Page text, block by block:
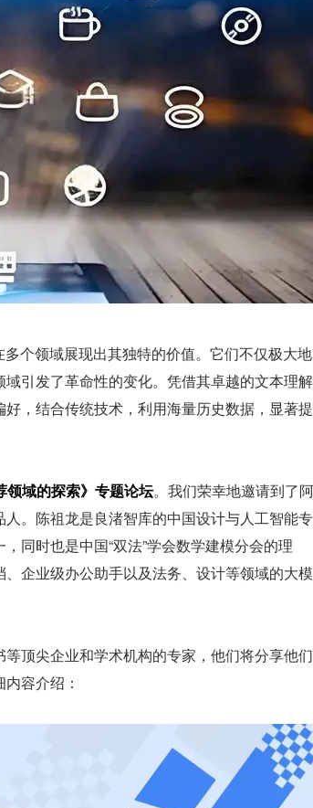
个领域展现出其独特的价值。它们不仅极大地
引发了革命性的变化。凭借其卓越的文本理解
，结合传统技术，利用海量历史数据，显著提
领域的探索》专题论坛。我们荣幸地邀请到了阿
。陈祖龙是良渚智库的中国设计与人工智能专
同时也是中国“双法”学会数学建模分会的理
企业级办公助手以及法务、设计等领域的大模
顶尖企业和学术机构的专家，他们将分享他们
容介绍：